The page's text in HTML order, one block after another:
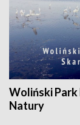
Woliński
Natury